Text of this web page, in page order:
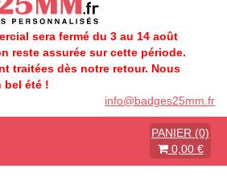
sera fermé du 3 au 14 août
reste assurée sur cette période.
traitées dès notre retour. Nous
bel été !
info@badges25mm.fr
PANIER (0)
0,00 €